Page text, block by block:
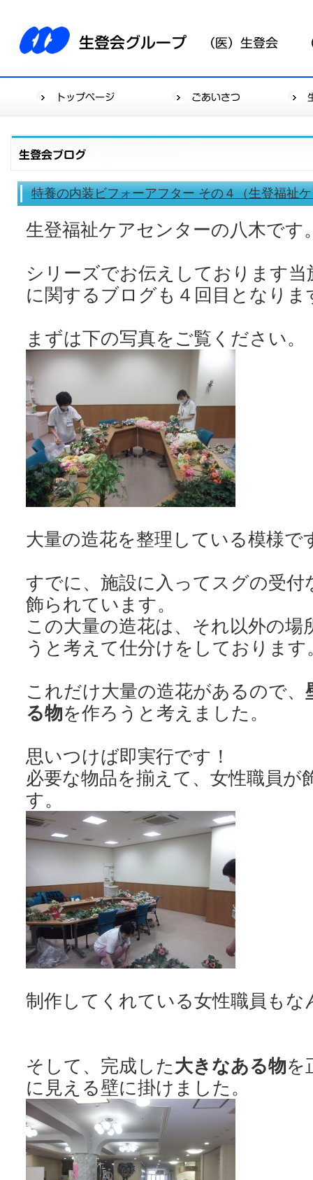
特養の内装ビフォーアフター その４（生登福祉
生登福祉ケアセンターの八木です
シリーズでお伝えしております
に関するブログも４回目となりま
大量の造花を整理している模様で
すでに、施設に入ってスグの受付
飾られています。
この大量の造花は、それ以外の
うと考えて仕分けをしております
これだけ大量の造花があるので、
る物を作ろうと考えました。
思いつけば即実行です！
必要な物品を揃えて、女性職員が
制作してくれている女性職員も
そして、完成した大きなある物を